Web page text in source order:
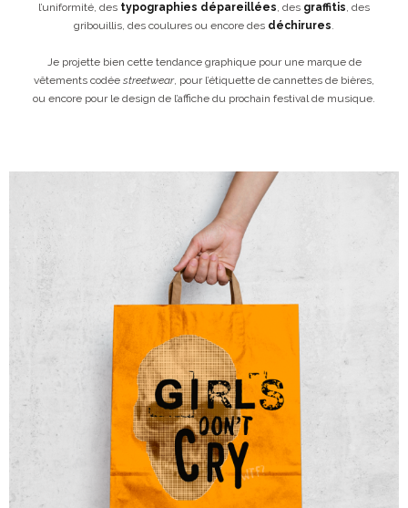
l’uniformité, des typographies dépareillées, des graffitis, des
gribouillis, des coulures ou encore des déchirures.
Je projette bien cette tendance graphique pour une marque de
vêtements codée streetwear, pour l’étiquette de cannettes de bières,
ou encore pour le design de l’affiche du prochain festival de musique.